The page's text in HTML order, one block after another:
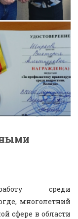
среди
многолетний
сфере в области